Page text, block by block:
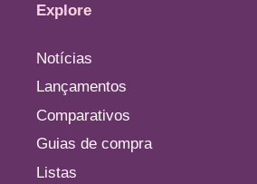
Explore
Notícias
Lançamentos
Comparativos
Guias de compra
Listas